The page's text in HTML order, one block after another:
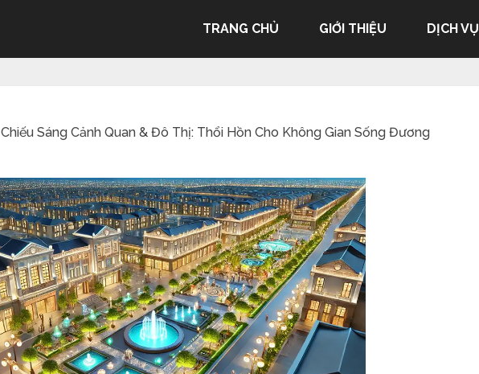
TRANG CHỦ GIỚI THIỆU DỊCH VỤ
Chiếu Sáng Cảnh Quan & Đô Thị: Thổi Hồn Cho Không Gian Sống Đương